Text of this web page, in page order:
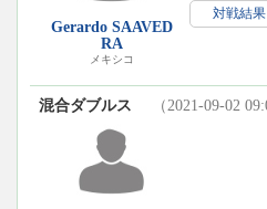
Gerardo SAAVED
RA
メキシコ
対戦結果
混合ダブルス （2021-09-02